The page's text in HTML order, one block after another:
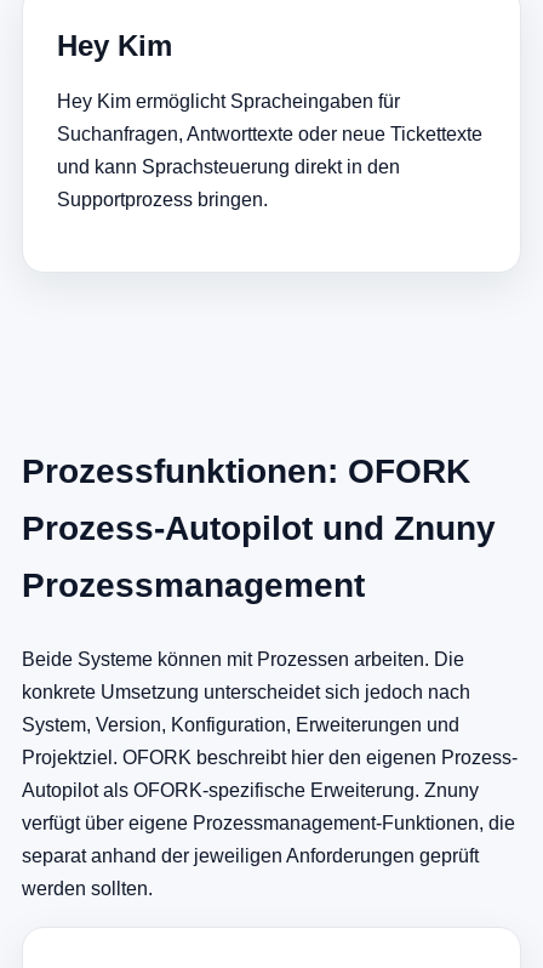
Hey Kim
Hey Kim ermöglicht Spracheingaben für
Suchanfragen, Antworttexte oder neue Tickettexte
und kann Sprachsteuerung direkt in den
Supportprozess bringen.
Prozessfunktionen: OFORK
Prozess-Autopilot und Znuny
Prozessmanagement
Beide Systeme können mit Prozessen arbeiten. Die
konkrete Umsetzung unterscheidet sich jedoch nach
System, Version, Konfiguration, Erweiterungen und
Projektziel. OFORK beschreibt hier den eigenen Prozess-
Autopilot als OFORK-spezifische Erweiterung. Znuny
verfügt über eigene Prozessmanagement-Funktionen, die
separat anhand der jeweiligen Anforderungen geprüft
werden sollten.